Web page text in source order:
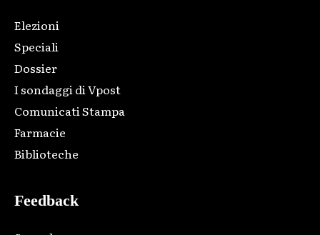
Elezioni
Speciali
Dossier
I sondaggi di Vpost
Comunicati Stampa
Farmacie
Biblioteche
Feedback